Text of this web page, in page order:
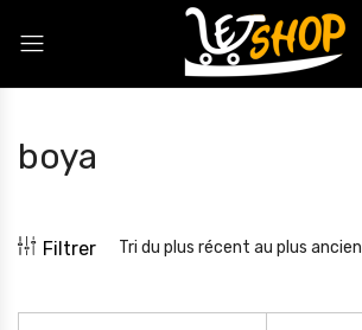
boya
Filtrer Tri du plus récent au plus ancien